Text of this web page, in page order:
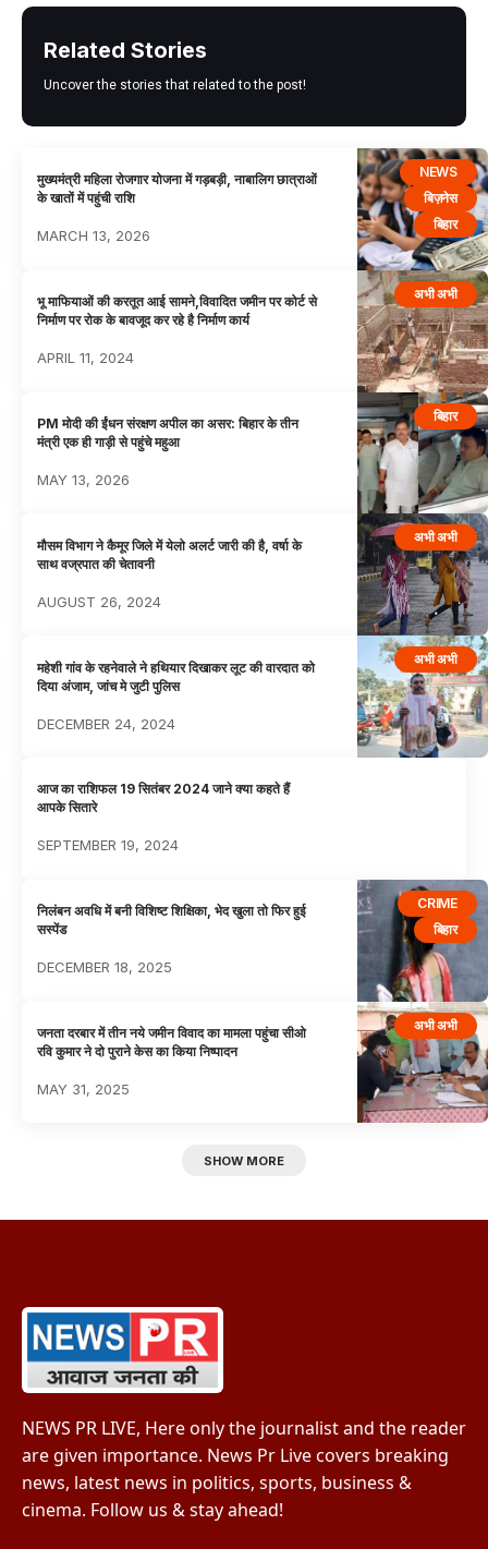
Related Stories
Uncover the stories that related to the post!
NEWS
बिज़नेस
बिहार
मुख्यमंत्री महिला रोजगार योजना में गड़बड़ी, नाबालिग छात्राओं
के खातों में पहुंची राशि
MARCH 13, 2026
अभी अभी
भू माफियाओं की करतूत आई सामने,विवादित जमीन पर कोर्ट से
निर्माण पर रोक के बावजूद कर रहे है निर्माण कार्य
APRIL 11, 2024
बिहार
PM मोदी की ईंधन संरक्षण अपील का असर: बिहार के तीन
मंत्री एक ही गाड़ी से पहुंचे महुआ
MAY 13, 2026
अभी अभी
मौसम विभाग ने कैमूर जिले में येलो अलर्ट जारी की है, वर्षा के
साथ वज्रपात की चेतावनी
AUGUST 26, 2024
अभी अभी
महेशी गांव के रहनेवाले ने हथियार दिखाकर लूट की वारदात को
दिया अंजाम, जांच मे जुटी पुलिस
DECEMBER 24, 2024
आज का राशिफल 19 सितंबर 2024 जाने क्या कहते हैं
आपके सितारे
SEPTEMBER 19, 2024
CRIME
बिहार
निलंबन अव​धि में बनी वि​शिष्ट ​शिक्षिका, भेद खुला तो फिर हुई
सस्पेंड
DECEMBER 18, 2025
अभी अभी
जनता दरबार में तीन नये जमीन विवाद का मामला पहुंचा सीओ
रवि कुमार ने दो पुराने केस का किया निष्पादन
MAY 31, 2025
SHOW MORE
NEWS PR LIVE, Here only the journalist and the reader
are given importance. News Pr Live covers breaking
news, latest news in politics, sports, business &
cinema. Follow us & stay ahead!